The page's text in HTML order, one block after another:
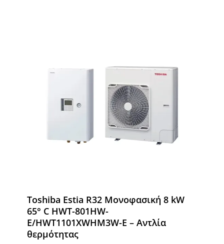
Toshiba Estia R32 Μονοφασική 8 kW
65° C HWT-801HW-
E/HWT1101XWHM3W-E – Αντλία
θερμότητας